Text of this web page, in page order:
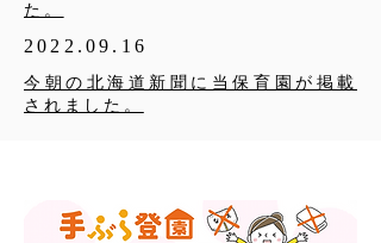
た。
2022.09.16
今朝の北海道新聞に当保育園が掲載
されました。